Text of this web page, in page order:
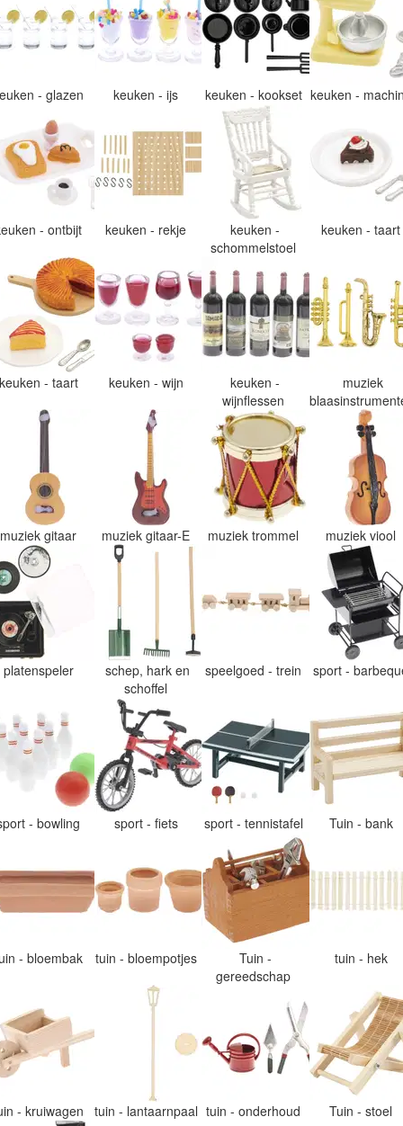
- glazen keuken - ijs keuken - kookset keuken -
- ontbijt keuken - rekje
keuken -
schommelstoel
keuken -
- taart keuken - wijn
keuken -
wijnflessen
muziek
muziek gitaar muziek gitaar-E muziek trommel muziek viool
platenspeler
schep, hark en
schoffel
speelgoed - trein sport -
- bowling sport - fiets sport - tennistafel Tuin - bank
- bloembak tuin - bloempotjes
Tuin -
gereedschap
tuin - hek
- kruiwagen tuin - lantaarnpaal tuin - onderhoud Tuin - stoel